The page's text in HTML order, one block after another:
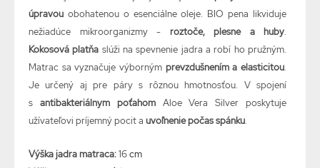
úpravou obohatenou o esenciálne oleje. BIO pena likviduje
nežiadúce mikroorganizmy - roztoče, plesne a huby.
Kokosová platňa slúži na spevnenie jadra a robí ho pružným.
Matrac sa vyznačuje výborným prevzdušnením a elasticitou.
Je určený aj pre páry s rôznou hmotnosťou. V spojení
s antibakteriálnym poťahomAloe Vera Silver poskytuje
užívateľovi príjemný pocit a uvoľnenie počas spánku.
Výškajadra matraca:16cm